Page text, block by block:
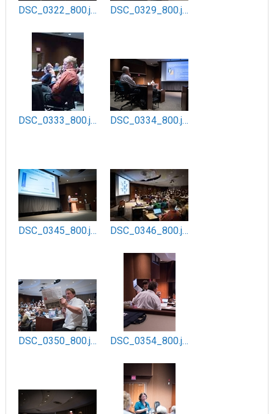
DSC_0322_800.jpg DSC_0329_800.jpg
DSC_0333_800.jpg DSC_0334_800.jpg
DSC_0345_800.jpg DSC_0346_800.jpg
DSC_0350_800.jpg DSC_0354_800.jpg